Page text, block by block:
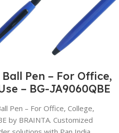
Pen – For Office,
– BG-JA9060QBE
Pen – For Office, College,
by BRAINTA. Customized